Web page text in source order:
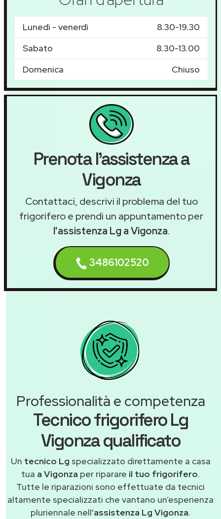
Lunedì - venerdì
8.30-19.30
Sabato
8.30-13.00
Domenica
Chiuso
Prenota l'assistenza a
Vigonza
Contattaci, descrivi il problema del tuo
frigorifero e prendi un appuntamento per
l'assistenza Lg a Vigonza.
3486102520
Professionalità e competenza
Tecnico frigorifero Lg
Vigonza qualificato
Un tecnico Lg specializzato direttamente a casa
tua a Vigonza per riparare il tuo frigorifero.
Tutte le riparazioni sono effettuate da tecnici
altamente specializzati che vantano un’esperienza
pluriennale nell'assistenza Lg Vigonza.